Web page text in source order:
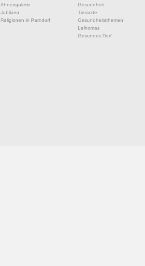
Ahnengalerie
Jubiläen
Religionen in Parndorf
Gesundheit
Tierärzte
Gesundheitsthemen
Leihomas
Gesundes Dorf